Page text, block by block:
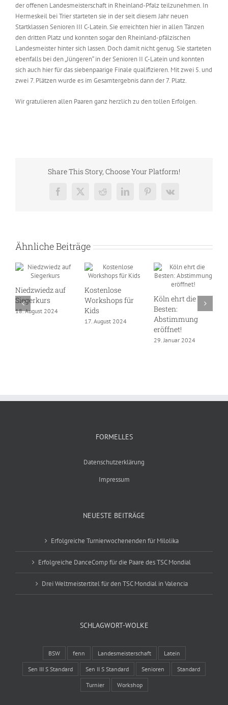
der offenen Landesmeisterschaft in Rheinland-Pfalz teilzunehmen. In
Hermeskeil bei Trier starteten sie in der seit diesem Jahr neuen
Startklassen Senioren III C-Latein. Sie erreichten hier in allen Tänzen
den dritten Platz und konnten sogar den Rheinland-pfälzischen
Landesmeister hinter sich lassen. Doch damit nicht genug. Sie starteten
ebenfalls bei den „Jüngeren“ in der Senioren II C-Latein und konnten
sich auch hier für das siebenpaarige Finale qualifizieren. Mit zwei 5. und
zwei 7. Plätzen wurde es im Gesamtergebnis dann der 7. Platz.
Wir gratulieren allen Paaren ganz herzlich zu den tollen Erfolgen.
Share This Story, Choose Your Platform!
Facebook
X RedditLinkedInPinterest
Vk
Ähnliche Beiträge
Niedzwiedz auf
Siegerkurs
18. August 2024
Kostenlose
Workshops für
Kids
17. August 2024
Köln ehrt die
Besten:
Abstimmung
eröffnet!
29. Januar 2024
FORMELLES
Datenschutzerklärung
Impressum
NEUESTE BEITRÄGE
Erfolgreiche Turnierwochenenden für Milolika
Erfolgreiche DanceComp für die Paare des TSC Mondial
Drei Weltmeistertitel für den TSC Mondial in Valencia
SCHLAGWORT-WOLKE
BSW fenn Landesmeisterschaft Latein
Sen III S Standard Sen II S Standard Senioren Standard
Turnier Workshop